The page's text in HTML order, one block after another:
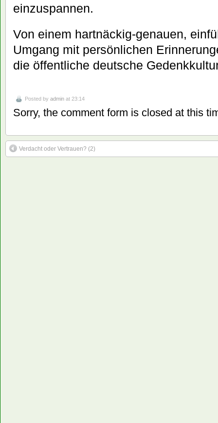
einzuspannen.
Von einem hartnäckig-genauen,
Umgang mit persönlichen
die öffentliche deutsche
Posted by admin at 23:14
Sorry, the comment form is closed at this
Verdacht oder Vertrauen? (2)